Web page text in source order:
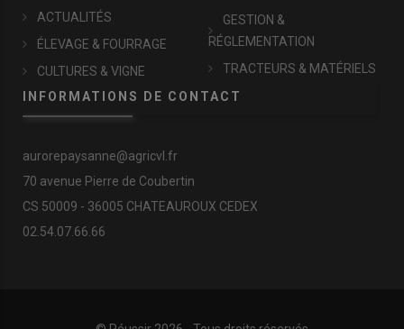
ACTUALITÉS
ÉLEVAGE & FOURRAGE
CULTURES & VIGNE
GESTION &
RÉGLEMENTATION
TRACTEURS & MATÉRIELS
INFORMATIONS DE CONTACT
aurorepaysanne@agricvl.fr
70 avenue Pierre de Coubertin
CS 50009 - 36005 CHATEAUROUX CEDEX
02.54.07.66.66